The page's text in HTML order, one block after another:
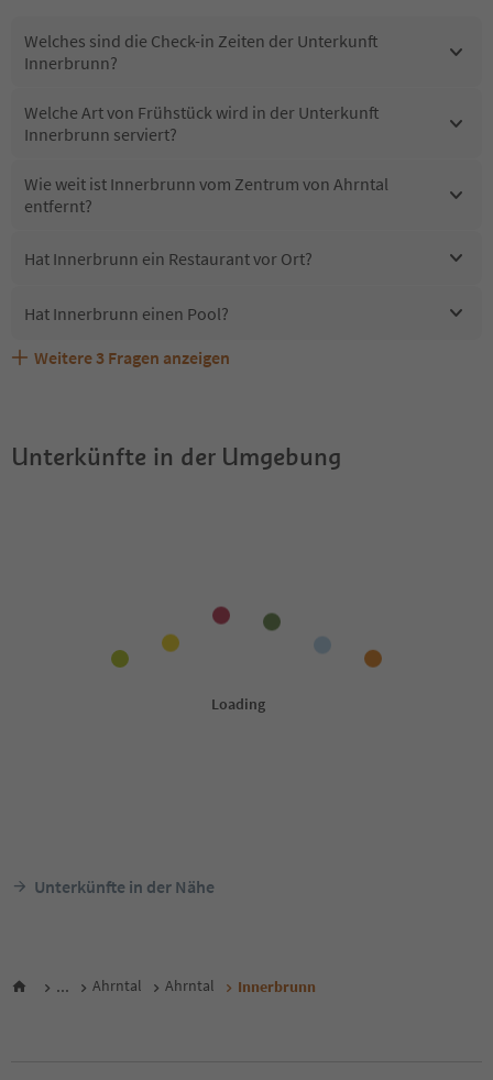
Welches sind die Check-in Zeiten der Unterkunft
Innerbrunn?
Welche Art von Frühstück wird in der Unterkunft
Innerbrunn serviert?
Wie weit ist Innerbrunn vom Zentrum von Ahrntal
entfernt?
Hat Innerbrunn ein Restaurant vor Ort?
Hat Innerbrunn einen Pool?
Sind Haustiere in der Unterkunft Innerbrunn erlaubt?
Welche Services bietet Innerbrunn?
Erhalten die Gäste von Innerbrunn einen Südtirol
Weitere 3 Fragen anzeigen
Unterkünfte in der Umgebung
Unterkünfte in der Nähe
... Ahrntal Ahrntal Innerbrunn